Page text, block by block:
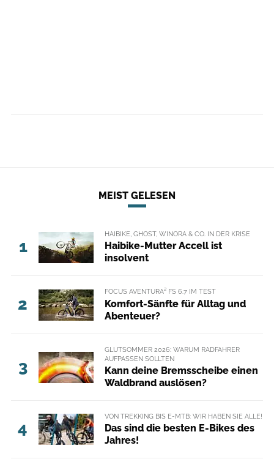
MEIST GELESEN
1
HAIBIKE, GHOST, WINORA & CO. IN DER KRISE
Haibike-Mutter Accell ist
insolvent
2
FOCUS AVENTURA² FS 6.7 IM TEST
Komfort-Sänfte für Alltag und
Abenteuer?
3
GLUTSOMMER 2026: WARUM RADFAHRER
AUFPASSEN SOLLTEN
Kann deine Bremsscheibe einen
Waldbrand auslösen?
4
VON TREKKING BIS E-MTB: WIR HABEN SIE ALLE!
Das sind die besten E-Bikes des
Jahres!